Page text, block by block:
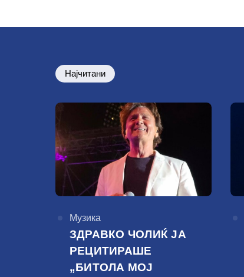
Најчитани
КАтегорија
Музика
ЗДРАВКО ЧОЛИЌ ЈА
РЕЦИТИРАШЕ
„БИТОЛА МОЈ